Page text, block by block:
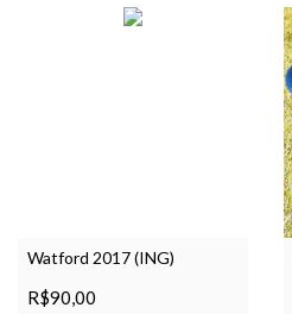
Watford 2017 (ING)
R$90,00